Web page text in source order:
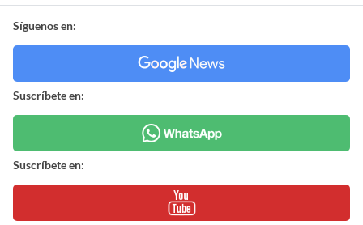
Síguenos en:
Suscríbete en:
Suscríbete en: